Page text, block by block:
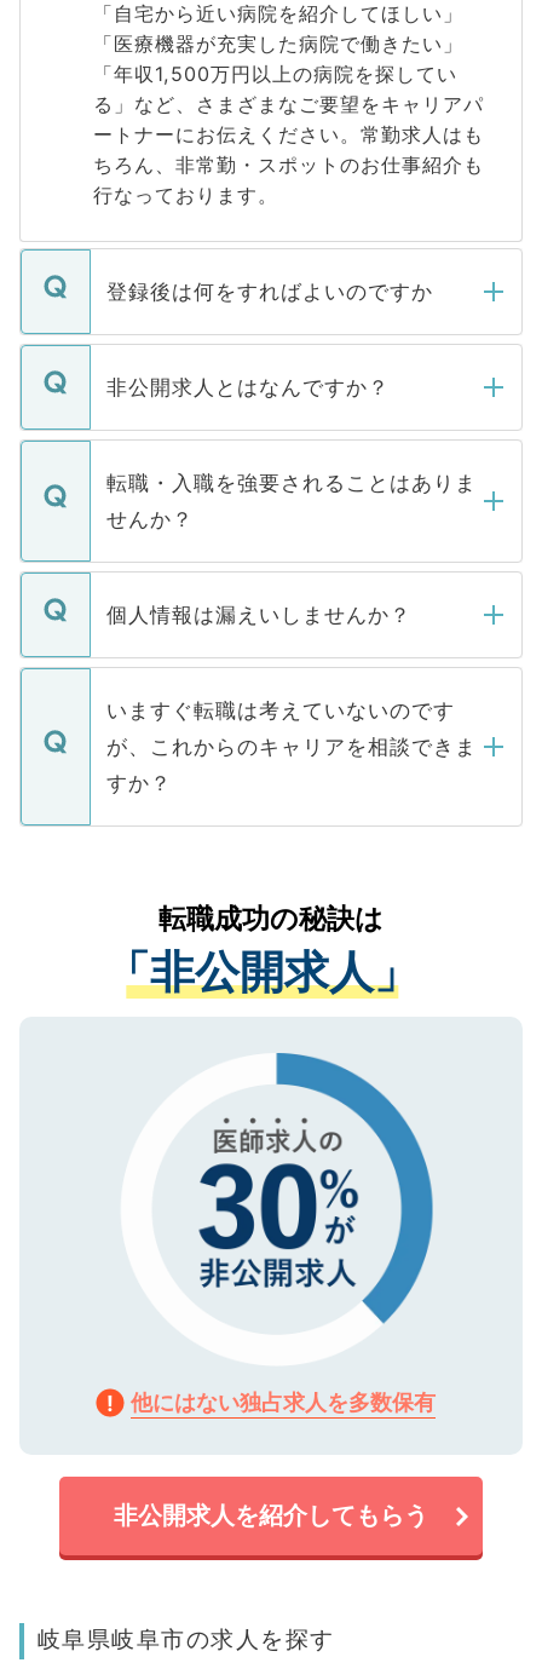
「自宅から近い病院を紹介してほしい」
「医療機器が充実した病院で働きたい」
「年収1,500万円以上の病院を探してい
る」など、さまざまなご要望をキャリアパ
ートナーにお伝えください。常勤求人はも
ちろん、非常勤・スポットのお仕事紹介も
行なっております。
登録後は何をすればよいのですか
ご登録いただきましたら、弊社担当者がご
登録内容を確認し、その後メールもしくは
ます。通常、5営業日以内にはご連絡をせて
いただきますので、しばらくお待ちくださ
非公開求人とはなんですか？
マイナビDOCTORで取り扱っている求人の
うち約3割は、Webサイトからご覧いただ
けない「非公開求人」です。非公開求人は
下記の理由によって、一般には公開してい
ません。
■応募殺到を避けるため 人気のある医療機
関を公にしてしまうと、応募が殺到する場
に、医療機関が求める条件に合った人材の
みを人材紹介会社に依頼するケースが増え
ています。
転職・入職を強要されることはありま
せんか？
転職・入職を強要することは一切ありませ
ん。また、仮に応募先から内定をいただい
定を承諾する必要はありません。内定先へ
の辞退の連絡はキャリアパートナーが行い
個人情報は漏えいしませんか？
個人情報が漏えいすることはありませんの
で、ご安心ください。当サイトからの登録
などで収集したご登録者様の個人情報は、
ご本人のキャリアアップおよび転職活動の
支援を目的に使用いたします。お預かりし
ているすべての個人データはご本人の許可
は、個人情報の取り扱いについての厳密な
管理基準を満たした事業者のみに付与され
る、プライバシーマークを取得済みです。
で、機密保持に関してもご安心ください。
いますぐ転職は考えていないのです
が、これからのキャリアを相談できま
すか？
かがいして、現在の医療機関の状況や紹介
経験をまじえながら、適切なアドバイスを
させていただきます。すぐにご転職をされ
ない方には、長期的なサポートが可能です
ので、まずはご登録ください。
転職成功の秘訣は
「非公開求人」
他にはない独占求人を多数保有
非公開求人を紹介してもらう
岐阜県岐阜市の求人を探す